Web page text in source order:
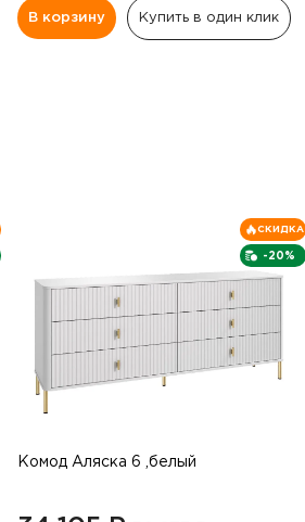
В корзину Купить в один клик
-20%
СКИДКА
Комод Аляска 6 ,белый